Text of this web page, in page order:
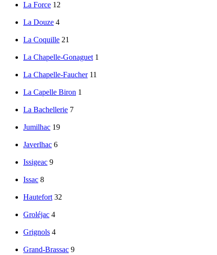
La Force 12
La Douze 4
La Coquille 21
La Chapelle-Gonaguet 1
La Chapelle-Faucher 11
La Capelle Biron 1
La Bachellerie 7
Jumilhac 19
Javerlhac 6
Issigeac 9
Issac 8
Hautefort 32
Groléjac 4
Grignols 4
Grand-Brassac 9